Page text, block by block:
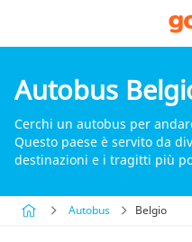
Autobus
Cerchi un autobus per
Questo paese è servito da
destinazioni e i tragitti più
Autobus Belgio